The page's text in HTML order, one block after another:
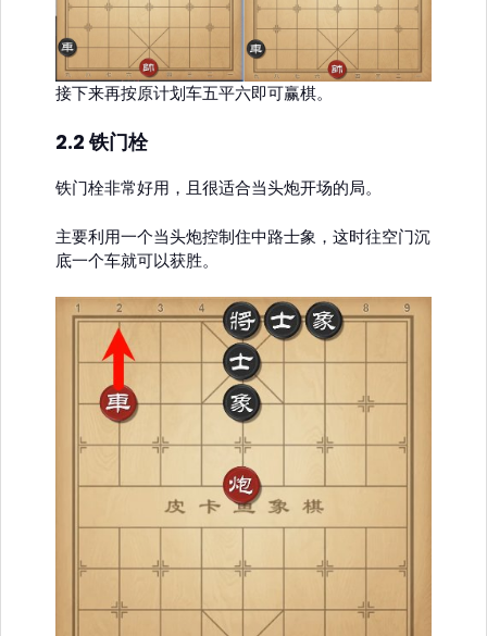
接下来再按原计划车五平六即可赢棋。
2.2 铁门栓
铁门栓非常好用，且很适合当头炮开场的局。
主要利用一个当头炮控制住中路士象，这时往空门沉
底一个车就可以获胜。